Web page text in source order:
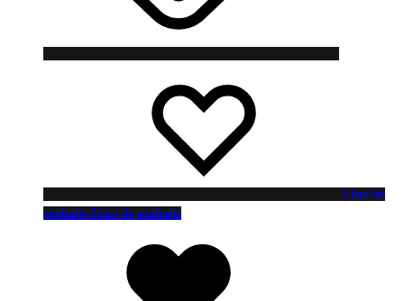
Liste de
souhaits Liste de souhaits